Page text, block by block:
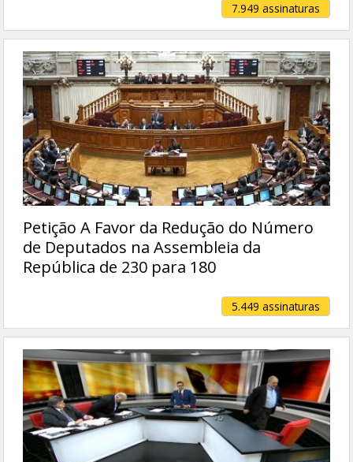
7.949 assinaturas
Petição A Favor da Redução do Número
de Deputados na Assembleia da
República de 230 para 180
5.449 assinaturas